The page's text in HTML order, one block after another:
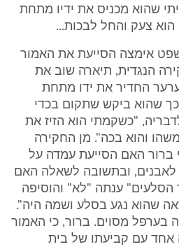
שהוא מכניס את ידיו מתחת
הוא צעק והחל לבכות...
אימצה הסייעת את האמור
הנגדית, תיארה שוב את
החדיר את ידו מתחת
שהוא ביקש שתקום בכדי
"כשקמתי הוא הזיז את
והוא בכה". מן החקירה
האם הסייעת עמדה על
לאבנים, ובתשובה לשאלה האם
ענתה "לא" והוסיפה
שהוא נגע בסלע ושמה היה".
בערפל מסוים. ברור, כי האמור
אחד עם קביעתו של בית